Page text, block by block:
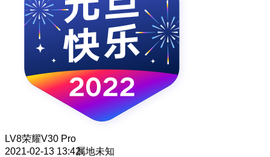
LV8荣耀V30 Pro
2021-02-13 13:42属地未知